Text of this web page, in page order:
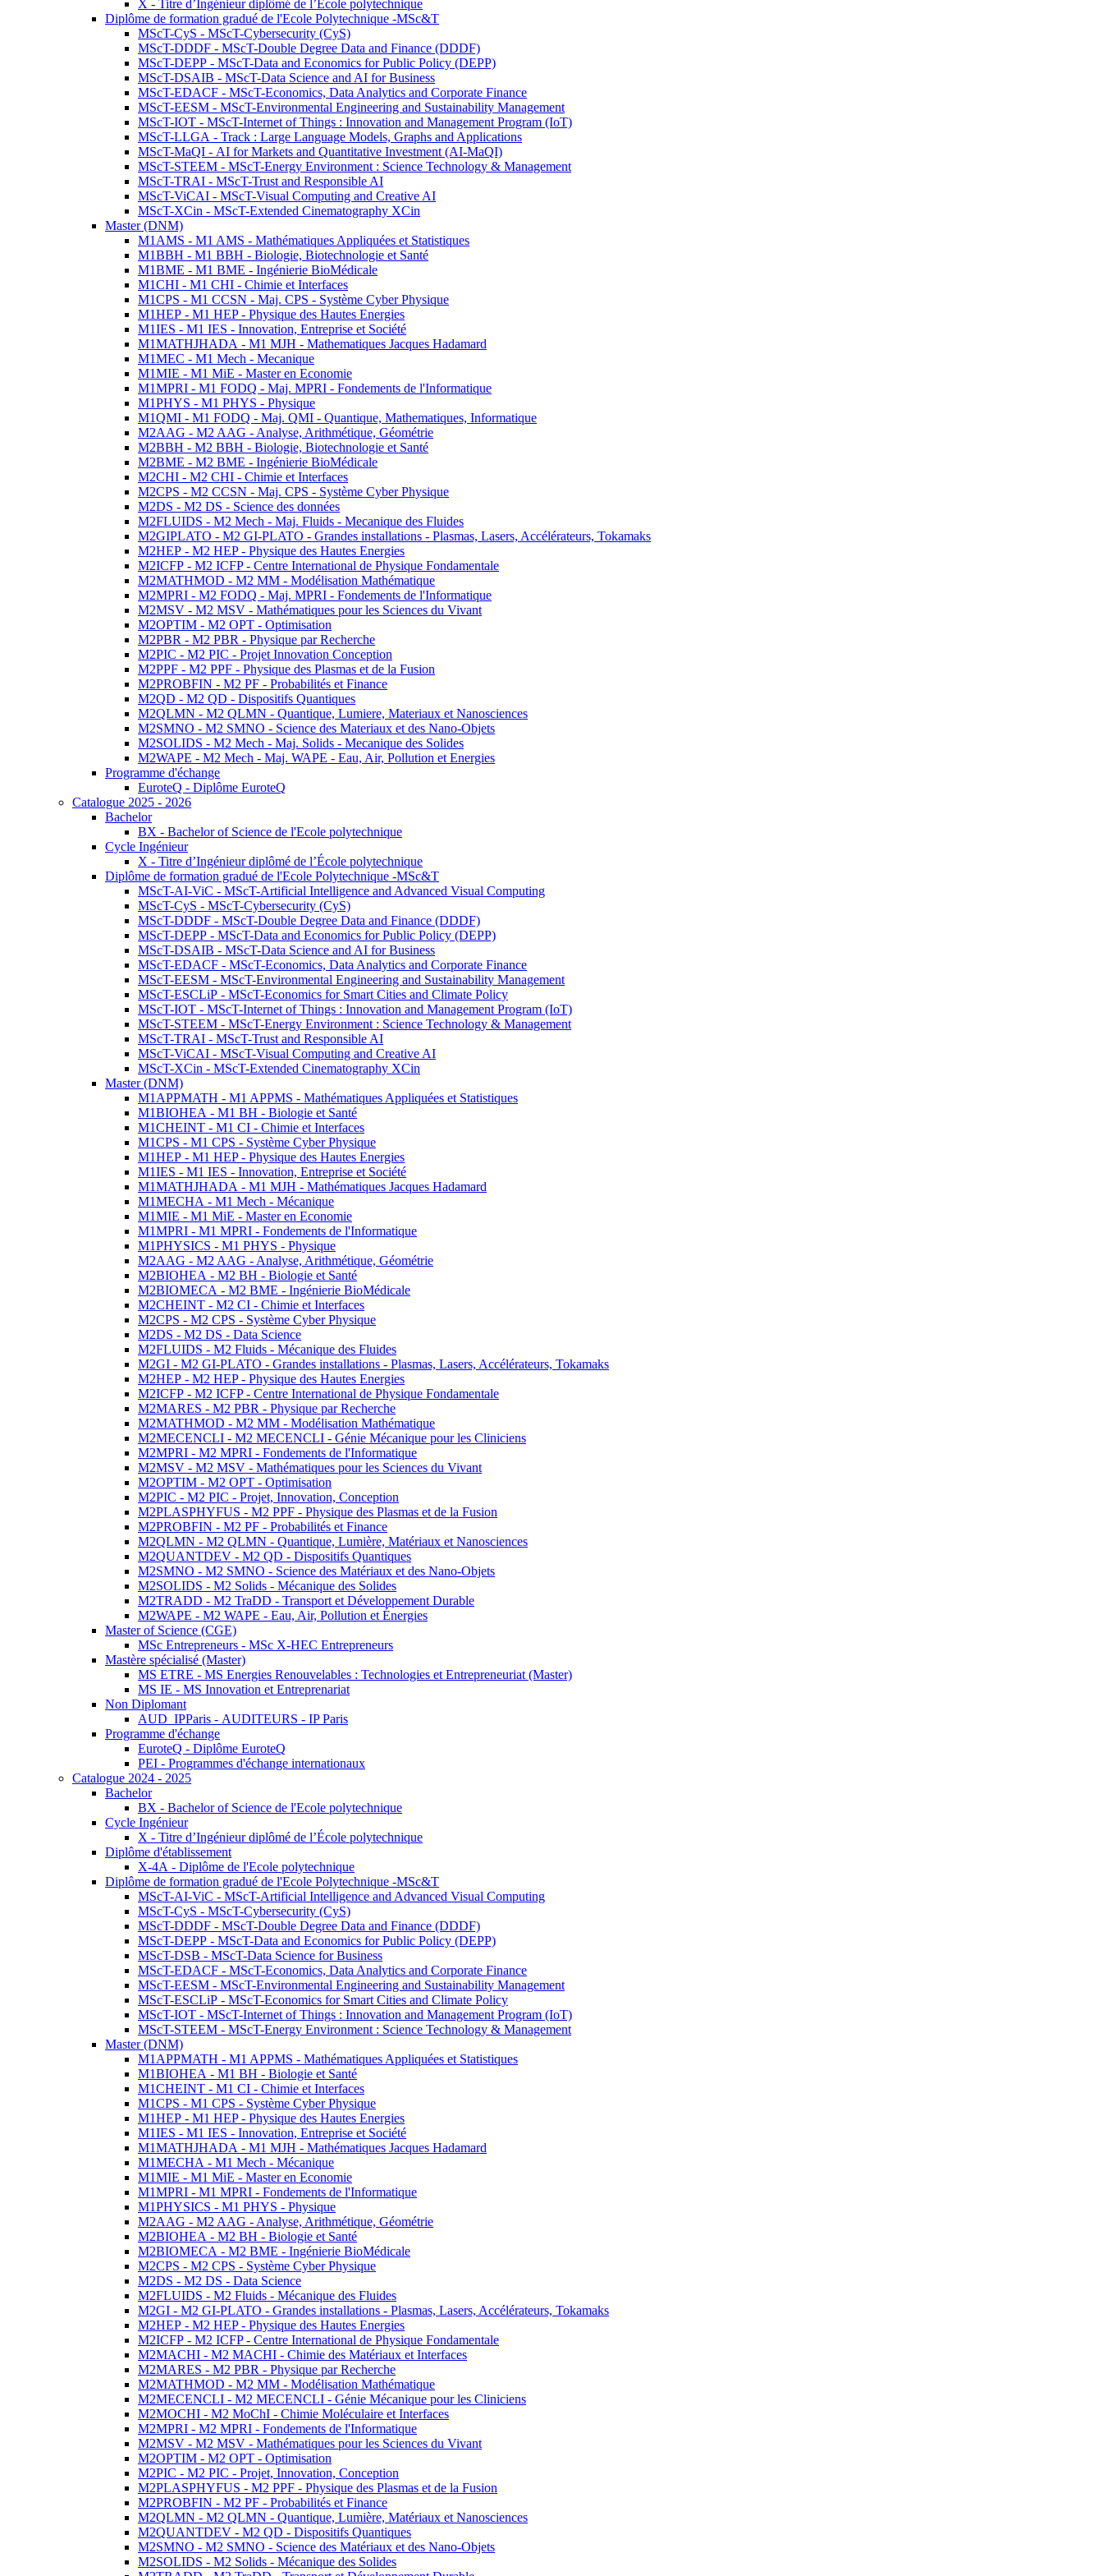
X - Titre d’Ingénieur diplômé de l’École polytechnique
Diplôme de formation gradué de l'Ecole Polytechnique -MSc&T
MScT-CyS - MScT-Cybersecurity (CyS)
MScT-DDDF - MScT-Double Degree Data and Finance (DDDF)
MScT-DEPP - MScT-Data and Economics for Public Policy (DEPP)
MScT-DSAIB - MScT-Data Science and AI for Business
MScT-EDACF - MScT-Economics, Data Analytics and Corporate Finance
MScT-EESM - MScT-Environmental Engineering and Sustainability Management
MScT-IOT - MScT-Internet of Things : Innovation and Management Program (IoT)
MScT-LLGA - Track : Large Language Models, Graphs and Applications
MScT-MaQI - AI for Markets and Quantitative Investment (AI-MaQI)
MScT-STEEM - MScT-Energy Environment : Science Technology & Management
MScT-TRAI - MScT-Trust and Responsible AI
MScT-ViCAI - MScT-Visual Computing and Creative AI
MScT-XCin - MScT-Extended Cinematography XCin
Master (DNM)
M1AMS - M1 AMS - Mathématiques Appliquées et Statistiques
M1BBH - M1 BBH - Biologie, Biotechnologie et Santé
M1BME - M1 BME - Ingénierie BioMédicale
M1CHI - M1 CHI - Chimie et Interfaces
M1CPS - M1 CCSN - Maj. CPS - Système Cyber Physique
M1HEP - M1 HEP - Physique des Hautes Energies
M1IES - M1 IES - Innovation, Entreprise et Société
M1MATHJHADA - M1 MJH - Mathematiques Jacques Hadamard
M1MEC - M1 Mech - Mecanique
M1MIE - M1 MiE - Master en Economie
M1MPRI - M1 FODQ - Maj. MPRI - Fondements de l'Informatique
M1PHYS - M1 PHYS - Physique
M1QMI - M1 FODQ - Maj. QMI - Quantique, Mathematiques, Informatique
M2AAG - M2 AAG - Analyse, Arithmétique, Géométrie
M2BBH - M2 BBH - Biologie, Biotechnologie et Santé
M2BME - M2 BME - Ingénierie BioMédicale
M2CHI - M2 CHI - Chimie et Interfaces
M2CPS - M2 CCSN - Maj. CPS - Système Cyber Physique
M2DS - M2 DS - Science des données
M2FLUIDS - M2 Mech - Maj. Fluids - Mecanique des Fluides
M2GIPLATO - M2 GI-PLATO - Grandes installations - Plasmas, Lasers, Accélérateurs, Tokamaks
M2HEP - M2 HEP - Physique des Hautes Energies
M2ICFP - M2 ICFP - Centre International de Physique Fondamentale
M2MATHMOD - M2 MM - Modélisation Mathématique
M2MPRI - M2 FODQ - Maj. MPRI - Fondements de l'Informatique
M2MSV - M2 MSV - Mathématiques pour les Sciences du Vivant
M2OPTIM - M2 OPT - Optimisation
M2PBR - M2 PBR - Physique par Recherche
M2PIC - M2 PIC - Projet Innovation Conception
M2PPF - M2 PPF - Physique des Plasmas et de la Fusion
M2PROBFIN - M2 PF - Probabilités et Finance
M2QD - M2 QD - Dispositifs Quantiques
M2QLMN - M2 QLMN - Quantique, Lumiere, Materiaux et Nanosciences
M2SMNO - M2 SMNO - Science des Materiaux et des Nano-Objets
M2SOLIDS - M2 Mech - Maj. Solids - Mecanique des Solides
M2WAPE - M2 Mech - Maj. WAPE - Eau, Air, Pollution et Energies
Programme d'échange
EuroteQ - Diplôme EuroteQ
Catalogue 2025 - 2026
Bachelor
BX - Bachelor of Science de l'Ecole polytechnique
Cycle Ingénieur
X - Titre d’Ingénieur diplômé de l’École polytechnique
Diplôme de formation gradué de l'Ecole Polytechnique -MSc&T
MScT-AI-ViC - MScT-Artificial Intelligence and Advanced Visual Computing
MScT-CyS - MScT-Cybersecurity (CyS)
MScT-DDDF - MScT-Double Degree Data and Finance (DDDF)
MScT-DEPP - MScT-Data and Economics for Public Policy (DEPP)
MScT-DSAIB - MScT-Data Science and AI for Business
MScT-EDACF - MScT-Economics, Data Analytics and Corporate Finance
MScT-EESM - MScT-Environmental Engineering and Sustainability Management
MScT-ESCLiP - MScT-Economics for Smart Cities and Climate Policy
MScT-IOT - MScT-Internet of Things : Innovation and Management Program (IoT)
MScT-STEEM - MScT-Energy Environment : Science Technology & Management
MScT-TRAI - MScT-Trust and Responsible AI
MScT-ViCAI - MScT-Visual Computing and Creative AI
MScT-XCin - MScT-Extended Cinematography XCin
Master (DNM)
M1APPMATH - M1 APPMS - Mathématiques Appliquées et Statistiques
M1BIOHEA - M1 BH - Biologie et Santé
M1CHEINT - M1 CI - Chimie et Interfaces
M1CPS - M1 CPS - Système Cyber Physique
M1HEP - M1 HEP - Physique des Hautes Energies
M1IES - M1 IES - Innovation, Entreprise et Société
M1MATHJHADA - M1 MJH - Mathématiques Jacques Hadamard
M1MECHA - M1 Mech - Mécanique
M1MIE - M1 MiE - Master en Economie
M1MPRI - M1 MPRI - Fondements de l'Informatique
M1PHYSICS - M1 PHYS - Physique
M2AAG - M2 AAG - Analyse, Arithmétique, Géométrie
M2BIOHEA - M2 BH - Biologie et Santé
M2BIOMECA - M2 BME - Ingénierie BioMédicale
M2CHEINT - M2 CI - Chimie et Interfaces
M2CPS - M2 CPS - Système Cyber Physique
M2DS - M2 DS - Data Science
M2FLUIDS - M2 Fluids - Mécanique des Fluides
M2GI - M2 GI-PLATO - Grandes installations - Plasmas, Lasers, Accélérateurs, Tokamaks
M2HEP - M2 HEP - Physique des Hautes Energies
M2ICFP - M2 ICFP - Centre International de Physique Fondamentale
M2MARES - M2 PBR - Physique par Recherche
M2MATHMOD - M2 MM - Modélisation Mathématique
M2MECENCLI - M2 MECENCLI - Génie Mécanique pour les Cliniciens
M2MPRI - M2 MPRI - Fondements de l'Informatique
M2MSV - M2 MSV - Mathématiques pour les Sciences du Vivant
M2OPTIM - M2 OPT - Optimisation
M2PIC - M2 PIC - Projet, Innovation, Conception
M2PLASPHYFUS - M2 PPF - Physique des Plasmas et de la Fusion
M2PROBFIN - M2 PF - Probabilités et Finance
M2QLMN - M2 QLMN - Quantique, Lumière, Matériaux et Nanosciences
M2QUANTDEV - M2 QD - Dispositifs Quantiques
M2SMNO - M2 SMNO - Science des Matériaux et des Nano-Objets
M2SOLIDS - M2 Solids - Mécanique des Solides
M2TRADD - M2 TraDD - Transport et Développement Durable
M2WAPE - M2 WAPE - Eau, Air, Pollution et Énergies
Master of Science (CGE)
MSc Entrepreneurs - MSc X-HEC Entrepreneurs
Mastère spécialisé (Master)
MS ETRE - MS Energies Renouvelables : Technologies et Entrepreneuriat (Master)
MS IE - MS Innovation et Entreprenariat
Non Diplomant
AUD_IPParis - AUDITEURS - IP Paris
Programme d'échange
EuroteQ - Diplôme EuroteQ
PEI - Programmes d'échange internationaux
Catalogue 2024 - 2025
Bachelor
BX - Bachelor of Science de l'Ecole polytechnique
Cycle Ingénieur
X - Titre d’Ingénieur diplômé de l’École polytechnique
Diplôme d'établissement
X-4A - Diplôme de l'Ecole polytechnique
Diplôme de formation gradué de l'Ecole Polytechnique -MSc&T
MScT-AI-ViC - MScT-Artificial Intelligence and Advanced Visual Computing
MScT-CyS - MScT-Cybersecurity (CyS)
MScT-DDDF - MScT-Double Degree Data and Finance (DDDF)
MScT-DEPP - MScT-Data and Economics for Public Policy (DEPP)
MScT-DSB - MScT-Data Science for Business
MScT-EDACF - MScT-Economics, Data Analytics and Corporate Finance
MScT-EESM - MScT-Environmental Engineering and Sustainability Management
MScT-ESCLiP - MScT-Economics for Smart Cities and Climate Policy
MScT-IOT - MScT-Internet of Things : Innovation and Management Program (IoT)
MScT-STEEM - MScT-Energy Environment : Science Technology & Management
Master (DNM)
M1APPMATH - M1 APPMS - Mathématiques Appliquées et Statistiques
M1BIOHEA - M1 BH - Biologie et Santé
M1CHEINT - M1 CI - Chimie et Interfaces
M1CPS - M1 CPS - Système Cyber Physique
M1HEP - M1 HEP - Physique des Hautes Energies
M1IES - M1 IES - Innovation, Entreprise et Société
M1MATHJHADA - M1 MJH - Mathématiques Jacques Hadamard
M1MECHA - M1 Mech - Mécanique
M1MIE - M1 MiE - Master en Economie
M1MPRI - M1 MPRI - Fondements de l'Informatique
M1PHYSICS - M1 PHYS - Physique
M2AAG - M2 AAG - Analyse, Arithmétique, Géométrie
M2BIOHEA - M2 BH - Biologie et Santé
M2BIOMECA - M2 BME - Ingénierie BioMédicale
M2CPS - M2 CPS - Système Cyber Physique
M2DS - M2 DS - Data Science
M2FLUIDS - M2 Fluids - Mécanique des Fluides
M2GI - M2 GI-PLATO - Grandes installations - Plasmas, Lasers, Accélérateurs, Tokamaks
M2HEP - M2 HEP - Physique des Hautes Energies
M2ICFP - M2 ICFP - Centre International de Physique Fondamentale
M2MACHI - M2 MACHI - Chimie des Matériaux et Interfaces
M2MARES - M2 PBR - Physique par Recherche
M2MATHMOD - M2 MM - Modélisation Mathématique
M2MECENCLI - M2 MECENCLI - Génie Mécanique pour les Cliniciens
M2MOCHI - M2 MoChI - Chimie Moléculaire et Interfaces
M2MPRI - M2 MPRI - Fondements de l'Informatique
M2MSV - M2 MSV - Mathématiques pour les Sciences du Vivant
M2OPTIM - M2 OPT - Optimisation
M2PIC - M2 PIC - Projet, Innovation, Conception
M2PLASPHYFUS - M2 PPF - Physique des Plasmas et de la Fusion
M2PROBFIN - M2 PF - Probabilités et Finance
M2QLMN - M2 QLMN - Quantique, Lumière, Matériaux et Nanosciences
M2QUANTDEV - M2 QD - Dispositifs Quantiques
M2SMNO - M2 SMNO - Science des Matériaux et des Nano-Objets
M2SOLIDS - M2 Solids - Mécanique des Solides